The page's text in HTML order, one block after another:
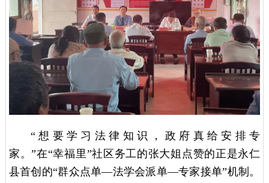
“想要学习法律知识，政府真给安排专
家。”在“幸福里”社区务工的张大姐点赞的正是永仁
县首创的“群众点单—法学会派单—专家接单”机制。